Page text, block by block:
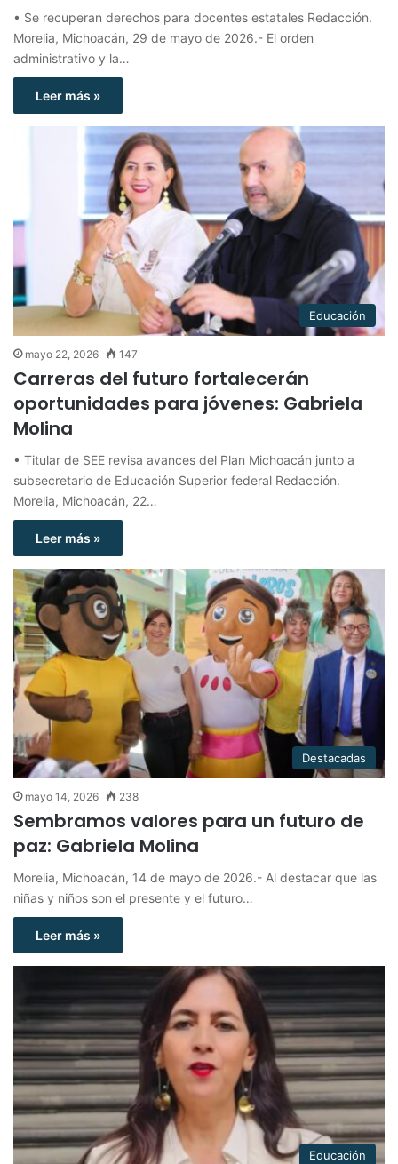
• ⁠Se recuperan derechos para docentes estatales Redacción.
Morelia, Michoacán, 29 de mayo de 2026.- El orden
administrativo y la…
Leer más »
Educación
mayo 22, 2026 147
Carreras del futuro fortalecerán
oportunidades para jóvenes: Gabriela
Molina
• Titular de SEE revisa avances del Plan Michoacán junto a
subsecretario de Educación Superior federal Redacción.
Morelia, Michoacán, 22…
Leer más »
Destacadas
mayo 14, 2026 238
Sembramos valores para un futuro de
paz: Gabriela Molina
Morelia, Michoacán, 14 de mayo de 2026.- Al destacar que las
niñas y niños son el presente y el futuro…
Leer más »
Educación